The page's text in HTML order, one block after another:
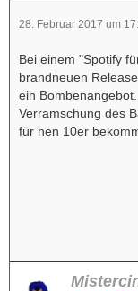
28. Februar 2017 um
Bei einem "Spotify
brandneuen
ein
Verramschung des
für nen 10er